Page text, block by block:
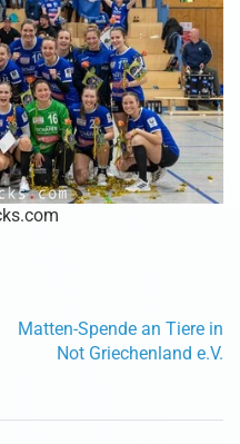
Matten-Spende an Tiere in
Not Griechenland e.V.